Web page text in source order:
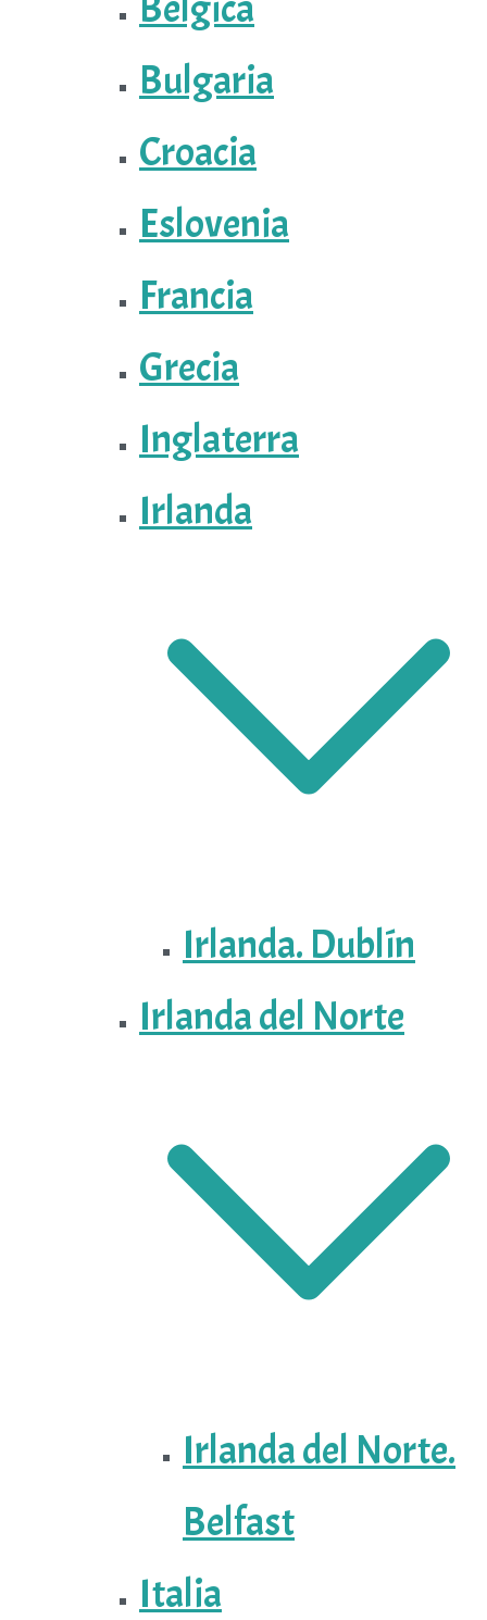
Bulgaria
Croacia
Eslovenia
Francia
Grecia
Inglaterra
Irlanda
Irlanda. Dublín
Irlanda del Norte
Irlanda del Norte.
Belfast
Italia